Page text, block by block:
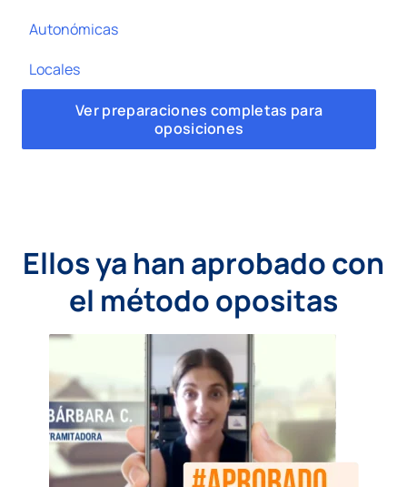
Autonómicas
Locales
Ver preparaciones completas para
oposiciones
Ellos ya han aprobado con
el método opositas